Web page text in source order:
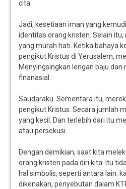
cita.
Jadi, kesetiaan iman yang
identitas orang kristen. Selain
yang murah hati. Ketika bahaya
pengikut Kristus di Yerusalem,
Menyingsingkan lengan baju
finanasial.
Saudaraku. Sementara itu,
pengikut Kristus. Secara jumlah
yang kecil. Dan terlebih dari itu
atau persekusi.
Dengan demikian, saat kita
orang kristen pada diri kita. Itu
hal simbolis, seperti antara lain:
dikenakan, penyebutan dalam